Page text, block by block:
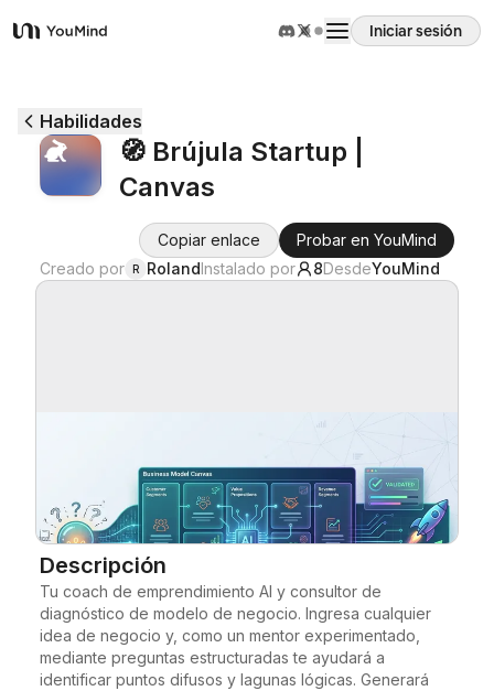
YouMind
Iniciar sesión
Casos de uso
Blog
Actualizaciones
Habilidades
🧭 Brújula Startup |
Canvas
Copiar enlace
Probar en YouMind
Creado por R RolandInstalado por 8DesdeYouMind
Descripción
Tu coach de emprendimiento AI y consultor de
diagnóstico de modelo de negocio. Ingresa cualquier
idea de negocio y, como un mentor experimentado,
mediante preguntas estructuradas te ayudará a
identificar puntos difusos y lagunas lógicas. Generará